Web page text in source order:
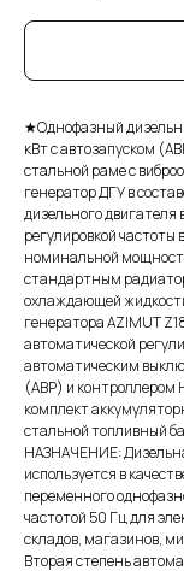
★Однофазный
кВт с автозапуском
стальной раме с
генератор ДГУ в
дизельного двигателя
регулировкой
номинальной
стандартным
охлаждающей
генератора AZIMUT
автоматической
автоматическим
(АВР) и контроллером
комплект
стальной топливный
НАЗНАЧЕНИЕ:
используется в
переменного
частотой 50 Гц для
складов, магазинов,
Вторая степень